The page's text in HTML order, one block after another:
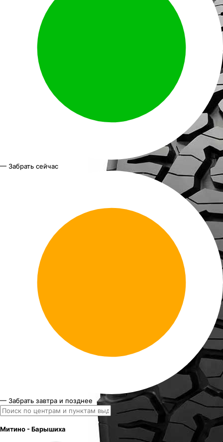
— Забрать сейчас
— Забрать завтра и позднее
Митино - Барышиха